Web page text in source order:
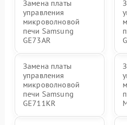
Замена платы
управления
микроволновой
печи Samsung
GE73AR
Замена платы
управления
микроволновой
печи Samsung
GE711KR